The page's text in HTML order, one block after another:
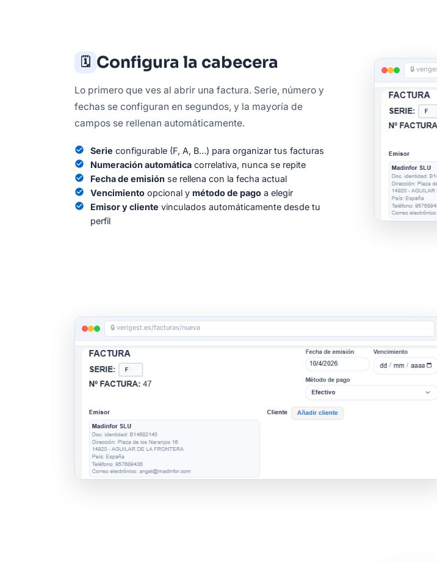
🗓️ Configura la cabecera
Lo primero que ves al abrir una factura. Serie, número y
fechas se configuran en segundos, y la mayoría de
campos se rellenan automáticamente.
check_circle Serie configurable (F, A, B…) para organizar tus facturas
check_circle Numeración automáticacorrelativa, nunca se repite
check_circle Fecha de emisión se rellena con la fecha actual
check_circle Vencimientoopcional y método de pagoa elegir
check_circle Emisor y cliente vinculados automáticamente desde tu
perfil
🔒
🔒 verigest.es/facturas/nueva